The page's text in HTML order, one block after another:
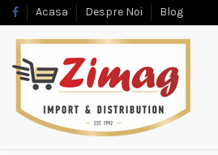
Acasa Despre Noi Blog